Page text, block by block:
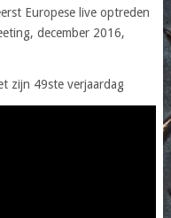
Europese live optreden
december 2016,
zijn 49ste verjaardag